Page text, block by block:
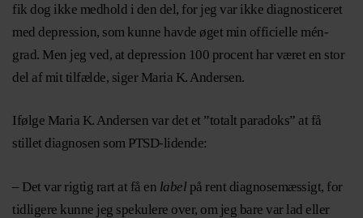
fik dog ikke medhold i den del, for jeg var ikke diagnosticeret
med depression, som kunne havde øget min officielle mén-
grad. Men jeg ved, at depression 100 procent har været en stor
del af mit tilfælde, siger Maria K. Andersen.
Ifølge Maria K. Andersen var det et ”totalt paradoks” at få
stillet diagnosen som PTSD-lidende:
– Det var rigtig rart at få en label på rent diagnosemæssigt, for
tidligere kunne jeg spekulere over, om jeg bare var lad eller